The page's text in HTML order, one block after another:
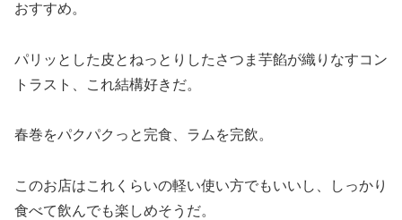
おすすめ。
パリッとした皮とねっとりしたさつま芋餡が織りなすコン
トラスト、これ結構好きだ。
春巻をパクパクっと完食、ラムを完飲。
このお店はこれくらいの軽い使い方でもいいし、しっかり
食べて飲んでも楽しめそうだ。